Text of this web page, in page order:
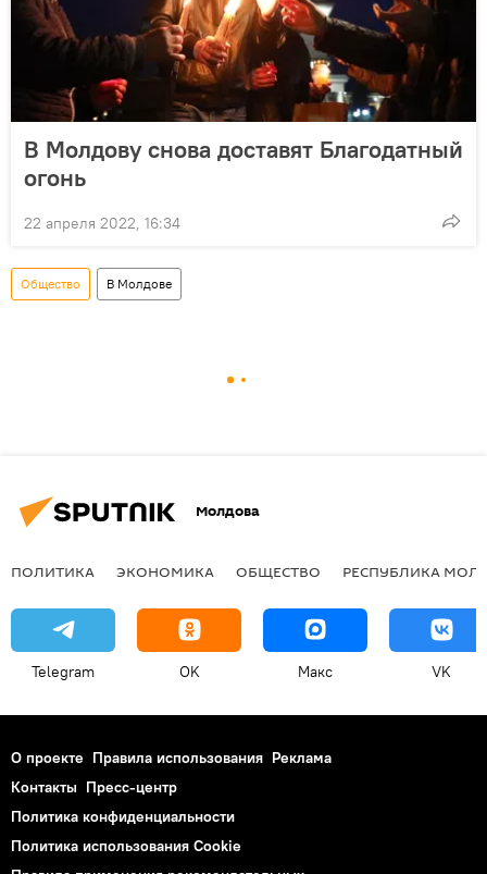
В Молдову снова доставят Благодатный
огонь
22 апреля 2022, 16:34
Общество В Молдове
Молдова
ПОЛИТИКА ЭКОНОМИКА ОБЩЕСТВО РЕСПУБЛИКА
Telegram OK Макс VK
О проекте Правила использования Реклама
Контакты Пресс-центр
Политика конфиденциальности
Политика использования Cookie